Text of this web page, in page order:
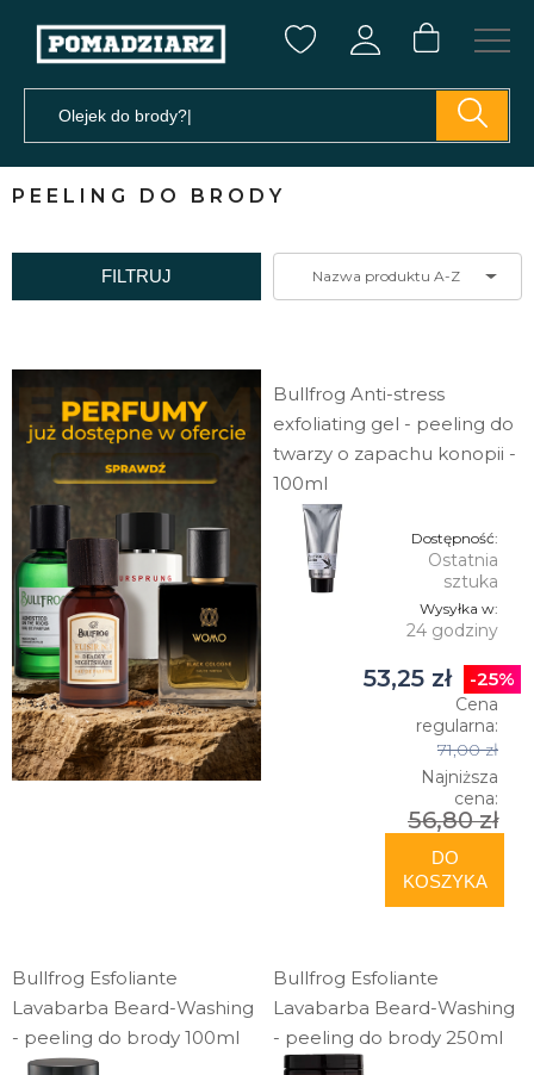
PEELING DO BRODY
FILTRUJ Nazwa produktu A-Z
Bullfrog Anti-stress
exfoliating gel - peeling do
twarzy o zapachu konopii -
100ml
Dostępność:
Ostatnia
sztuka
Wysyłka w:
24 godziny
53,25 zł -25%
Cena
regularna:
71,00 zł
Najniższa
cena:
56,80 zł
DO
KOSZYKA
Bullfrog Esfoliante
Lavabarba Beard-Washing
- peeling do brody 100ml
Bullfrog Esfoliante
Lavabarba Beard-Washing
- peeling do brody 250ml